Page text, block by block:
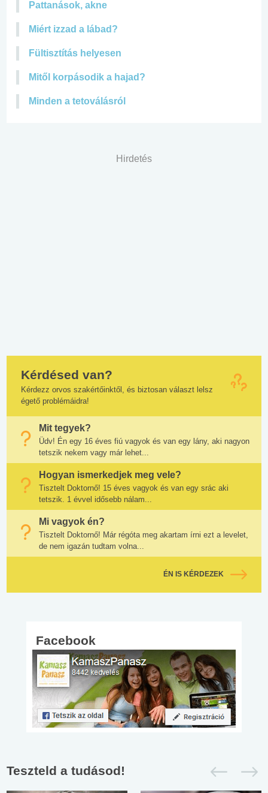
Pattanások, akne
Miért izzad a lábad?
Fültisztítás helyesen
Mitől korpásodik a hajad?
Minden a tetoválásról
Hirdetés
Kérdésed van?
Kérdezz orvos szakértőinktől, és biztosan választ lelsz
égető problémáidra!
Mit tegyek?
Üdv! Én egy 16 éves fiú vagyok és van egy lány, aki nagyon
tetszik nekem vagy már lehet...
Hogyan ismerkedjek meg vele?
Tisztelt Doktornő! 15 éves vagyok és van egy srác aki
tetszik. 1 évvel idősebb nálam...
Mi vagyok én?
Tisztelt Doktornő! Már régóta meg akartam írni ezt a levelet,
de nem igazán tudtam volna...
ÉN IS KÉRDEZEK
Facebook
Teszteld a tudásod!